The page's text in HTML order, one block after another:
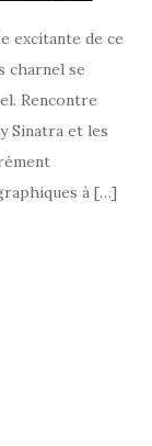
excitante de ce
charnel se
Rencontre
Sinatra et les
à […]